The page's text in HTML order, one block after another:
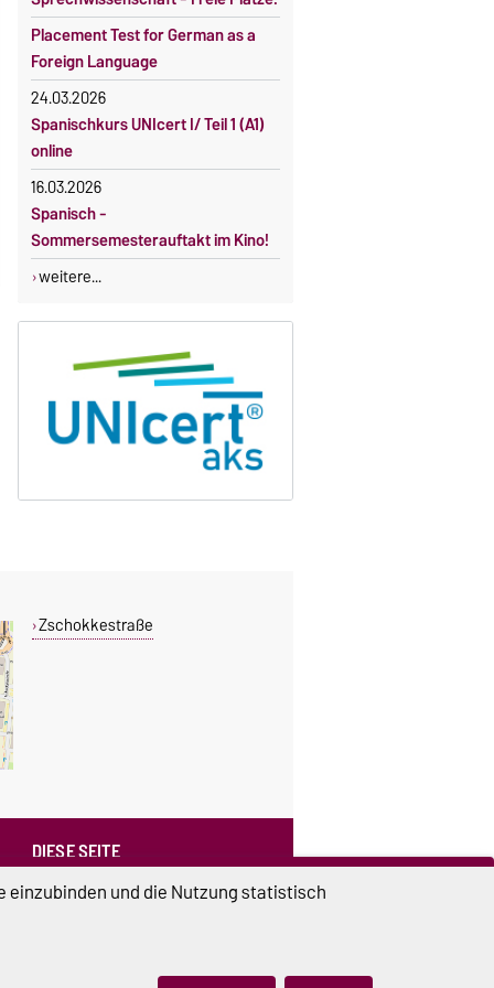
Placement Test for German as a
Foreign Language
24.03.2026
Spanischkurs UNIcert I/ Teil 1 (A1)
online
16.03.2026
Spanisch -
Sommersemesterauftakt im Kino!
weitere...
Zschokkestraße
DIESE SEITE
Vorlesen und die Nutzung statistisch